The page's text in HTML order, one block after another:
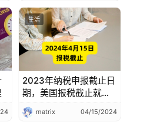
生活
2023年纳税申报截止日
期，美国报税截止就在
今天，2024年4月15
日，抓住最后机会！
matrix 04/15/2024